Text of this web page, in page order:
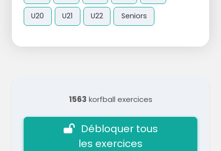
U20 U21 U22 Seniors
1563 korfball exercices
Débloquer tous
les exercices